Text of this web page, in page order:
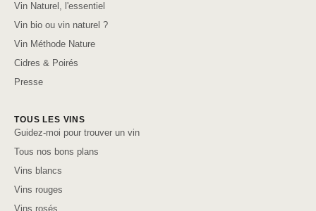
Vin Naturel, l'essentiel
Vin bio ou vin naturel ?
Vin Méthode Nature
Cidres & Poirés
Presse
TOUS LES VINS
Guidez-moi pour trouver un vin
Tous nos bons plans
Vins blancs
Vins rouges
Vins rosés